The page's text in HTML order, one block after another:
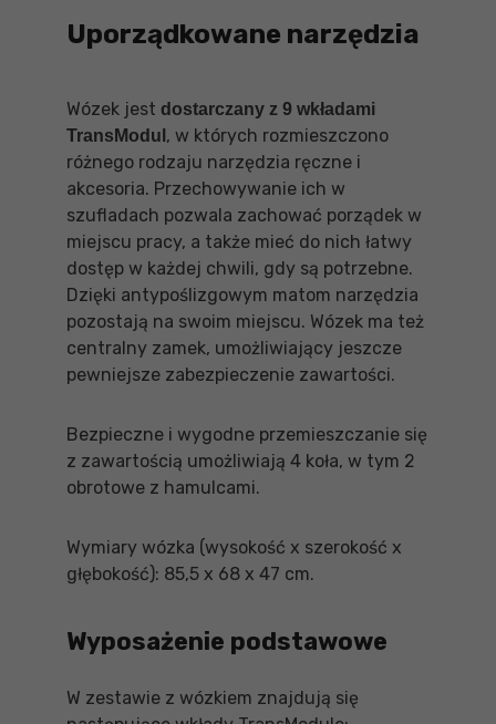
Uporządkowane narzędzia
Wózek jest dostarczany z 9 wkładami
TransModul , w których rozmieszczono
różnego rodzaju narzędzia ręczne i
akcesoria. Przechowywanie ich w
szufladach pozwala zachować porządek w
miejscu pracy, a także mieć do nich łatwy
dostęp w każdej chwili, gdy są potrzebne.
Dzięki antypoślizgowym matom narzędzia
pozostają na swoim miejscu. Wózek ma też
centralny zamek, umożliwiający jeszcze
pewniejsze zabezpieczenie zawartości.
Bezpieczne i wygodne przemieszczanie się
z zawartością umożliwiają 4 koła, w tym 2
obrotowe z hamulcami.
Wymiary wózka (wysokość x szerokość x
głębokość): 85,5 x 68 x 47 cm.
Wyposażenie podstawowe
W zestawie z wózkiem znajdują się